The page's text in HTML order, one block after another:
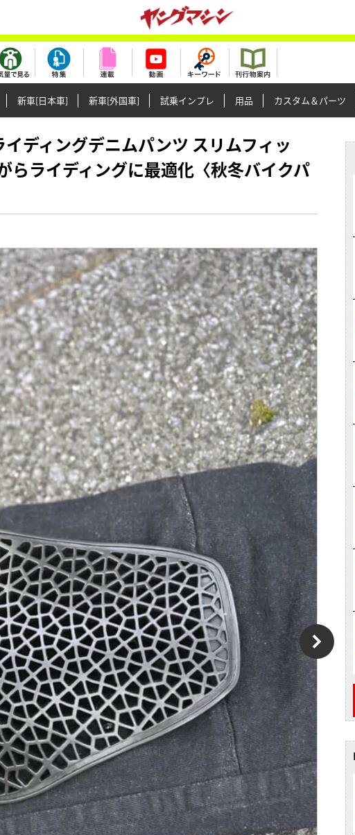
新車[日本車] 新車[外国車] 試乗インプレ 用品 カスタム＆パーツ
ディングデニムパンツ スリムフィッ
らライディングに最適化〈秋冬バイクパ